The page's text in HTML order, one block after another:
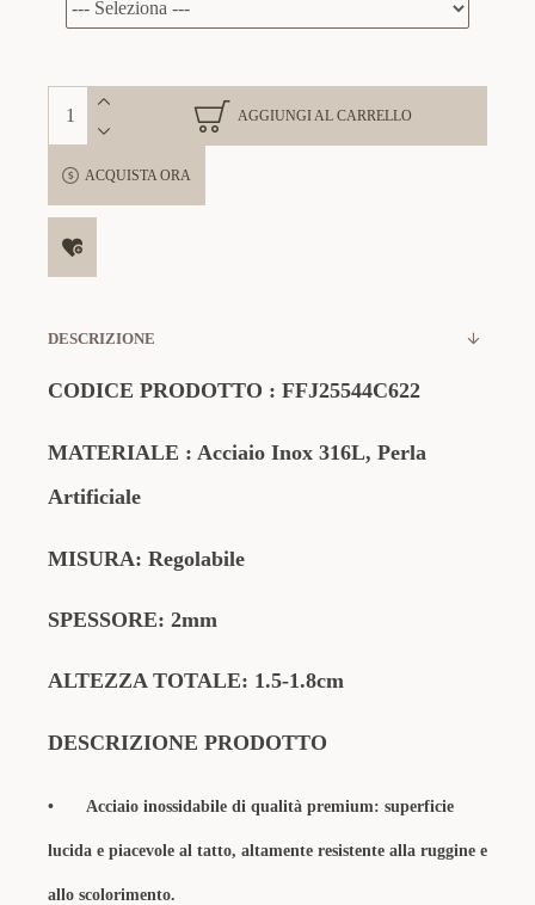
AGGIUNGI AL CARRELLO
ACQUISTA ORA
DESCRIZIONE
CODICE PRODOTTO : FFJ25544C622
MATERIALE : Acciaio Inox 316L, Perla
Artificiale
MISURA: Regolabile
SPESSORE: 2mm
ALTEZZA TOTALE: 1.5-1.8cm
DESCRIZIONE PRODOTTO
• Acciaio inossidabile di qualità premium: superficie
lucida e piacevole al tatto, altamente resistente alla ruggine e
allo scolorimento.